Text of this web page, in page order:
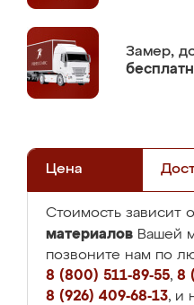
Замер,
Цена
Стоимость зависит
материалов Вашей
позвоните нам по
8 (800) 511-89-55, 8
8 (926) 409-68-13, и